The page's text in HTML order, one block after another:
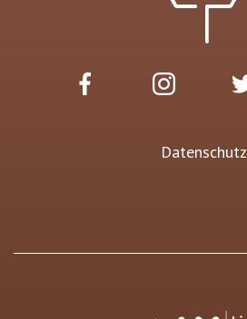
Datenschutz